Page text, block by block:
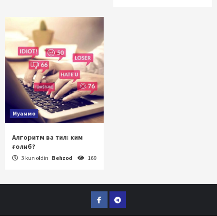
Муаммо
Алгоритм ва тил: ким
ғолиб?
3 kun oldin Behzod 169
FacebookTelegram